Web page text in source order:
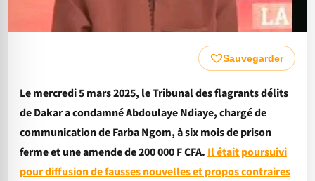
Sauvegarder
Le mercredi 5 mars 2025, le Tribunal des flagrants délits
de Dakar a condamné Abdoulaye Ndiaye, chargé de
communication de Farba Ngom, à six mois de prison
ferme et une amende de 200 000 F CFA. Il était poursuivi
pour diffusion de fausses nouvelles et propos contraires